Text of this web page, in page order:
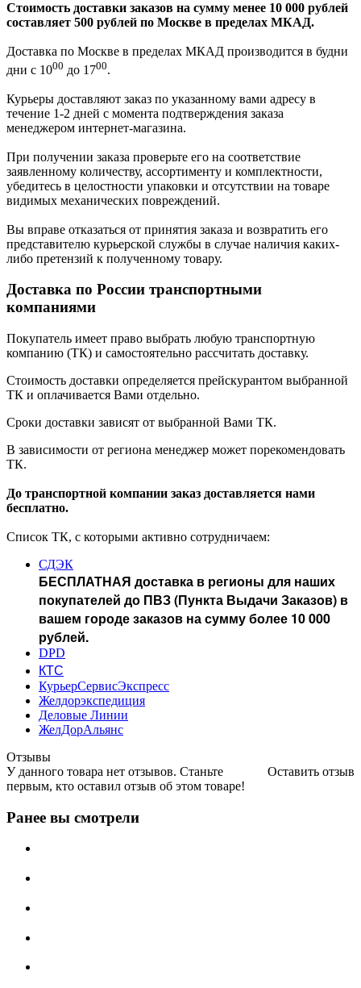
Стоимость доставки заказов на сумму менее 10 000 рублей
составляет 500 рублей по Москве в пределах МКАД.
Доставка по Москве в пределах МКАД производится в будни
дни с 1000 до 1700.
Курьеры доставляют заказ по указанному вами адресу в
течение 1-2 дней с момента подтверждения заказа
менеджером интернет-магазина.
При получении заказа проверьте его на соответствие
заявленному количеству, ассортименту и комплектности,
убедитесь в целостности упаковки и отсутствии на товаре
видимых механических повреждений.
Вы вправе отказаться от принятия заказа и возвратить его
представителю курьерской службы в случае наличия каких-
либо претензий к полученному товару.
Доставка по России транспортными
компаниями
Покупатель имеет право выбрать любую транспортную
компанию (ТК) и самостоятельно рассчитать доставку.
Стоимость доставки определяется прейскурантом выбранной
ТК и оплачивается Вами отдельно.
Сроки доставки зависят от выбранной Вами ТК.
В зависимости от региона менеджер может порекомендовать
ТК.
До транспортной компании заказ доставляется нами
бесплатно.
Список ТК, с которыми активно сотрудничаем:
СДЭК
БЕСПЛАТНАЯ доставка в регионы для наших
покупателей до ПВЗ (Пункта Выдачи Заказов) в
вашем городе заказов на сумму более 10 000
рублей.
DPD
КТС
КурьерСервисЭкспресс
Желдорэкспедиция
Деловые Линии
ЖелДорАльянс
Отзывы
Оставить отзыв
У данного товара нет отзывов. Станьте
первым, кто оставил отзыв об этом товаре!
Ранее вы смотрели